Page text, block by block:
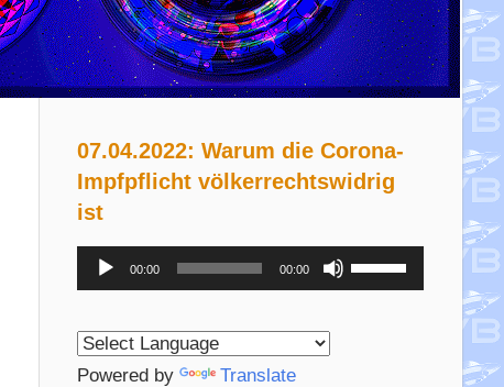
07.04.2022: Warum die Corona-
Impfpflicht völkerrechtswidrig
ist
Audio-
Player
00:00 00:00
Pfeiltasten
Hoch/Runter
Powered by Translate